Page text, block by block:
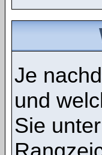
Je
und
Sie